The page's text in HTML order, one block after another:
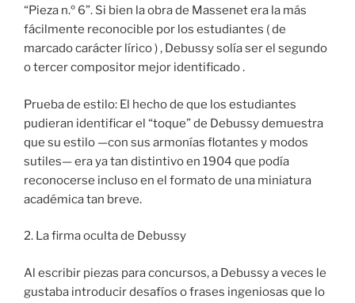
“Pieza n.º 6”. Si bien la obra de Massenet era la más
fácilmente reconocible por los estudiantes ( de
marcado carácter lírico ) , Debussy solía ser el segundo
o tercer compositor mejor identificado .
Prueba de estilo: El hecho de que los estudiantes
pudieran identificar el “toque” de Debussy demuestra
que su estilo —con sus armonías flotantes y modos
sutiles— era ya tan distintivo en 1904 que podía
reconocerse incluso en el formato de una miniatura
académica tan breve.
2. La firma oculta de Debussy
Al escribir piezas para concursos, a Debussy a veces le
gustaba introducir desafíos o frases ingeniosas que lo